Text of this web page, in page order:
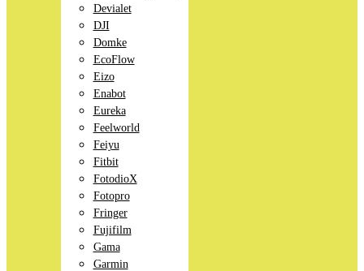
Devialet
DJI
Domke
EcoFlow
Eizo
Enabot
Eureka
Feelworld
Feiyu
Fitbit
FotodioX
Fotopro
Fringer
Fujifilm
Gama
Garmin